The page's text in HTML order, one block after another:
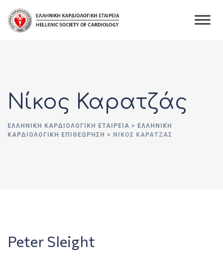
content
Νίκος Καρατζάς
ΕΛΛΗΝΙΚΉ ΚΑΡΔΙΟΛΟΓΙΚΉ ΕΤΑΙΡΕΊΑ > ΕΛΛΗΝΙΚΗ
ΚΑΡΔΙΟΛΟΓΙΚΗ ΕΠΙΘΕΩΡΗΣΗ > ΝΊΚΟΣ ΚΑΡΑΤΖΆΣ
Peter Sleight